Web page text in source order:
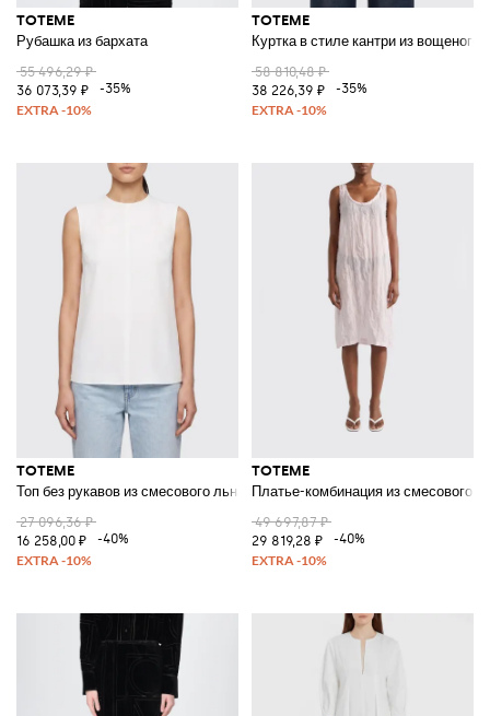
TOTEME
Рубашка из бархата
55 496,29 ₽
36 073,39 ₽
-35%
TOTEME
Куртка в стиле кантри из вощеного
58 810,48 ₽
38 226,39 ₽
-35%
TOTEME
Топ без рукавов из смесового льна с круглым вырезом и молнией сзади
27 096,36 ₽
16 258,00 ₽
-40%
TOTEME
Платье-комбинация из смесового
49 697,87 ₽
29 819,28 ₽
-40%